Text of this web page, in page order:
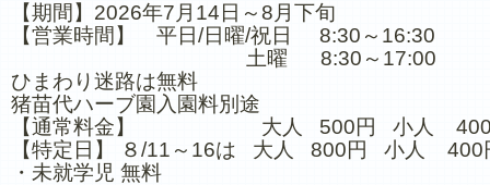
【期間】2026年7月14日～8月下旬
【営業時間】 平日/日曜/祝日 8:30～16:30
土曜 8:30～17:00
ひまわり迷路は無料
猪苗代ハーブ園入園料別途
【通常料金】 大人 500円 小人 400
【特定日】 ８/11～16は 大人 800円 小人 400
・未就学児 無料